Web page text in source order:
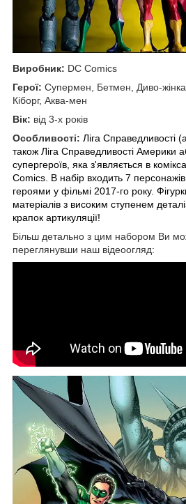
Виробник: DC Comics
Герої: Супермен, Бетмен, Диво-
Кіборг, Аква-мен
Вік: від 3-х років
Особливості: Ліга Справедливості (
також Ліга Справедливості Америки
супергероїв , яка з'являється в
Comics . В набір входить 7
героями у фільмі 2017-го року.
матеріалів з високим ступенем
крапок артикуляції!
Більш детально з цим набором Ви
переглянувши наш відеоогляд: